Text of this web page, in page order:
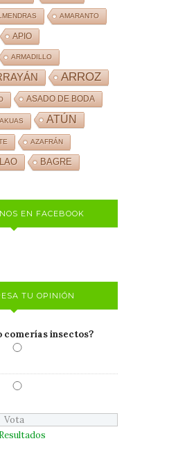
AMARANTO
APIO
ARMADILLO
ARROZ
ASADO DE BODA
ATÚN
AZAFRÁN
BAGRE
EN FACEBOOK
TU OPINIÓN
comerías insectos?